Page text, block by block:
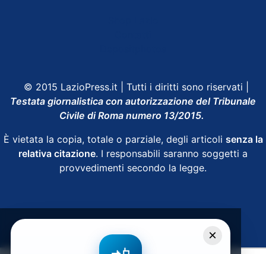
© 2015 LazioPress.it | Tutti i diritti sono riservati |
Testata giornalistica con autorizzazione del Tribunale
Civile di Roma numero 13/2015.
È vietata la copia, totale o parziale, degli articoli senza la
relativa citazione. I responsabili saranno soggetti a
provvedimenti secondo la legge.
×